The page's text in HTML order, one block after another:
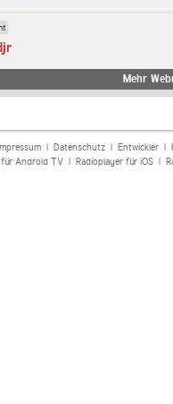
Mehr
Impressum| Datenschutz| Entwickler|
für Android TV| Radioplayer für iOS|